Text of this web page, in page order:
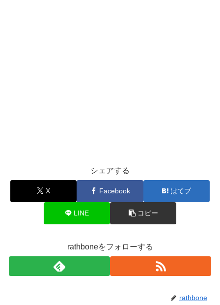
シェアする
X Facebook はてブ
LINE コピー
rathboneをフォローする
rathbone